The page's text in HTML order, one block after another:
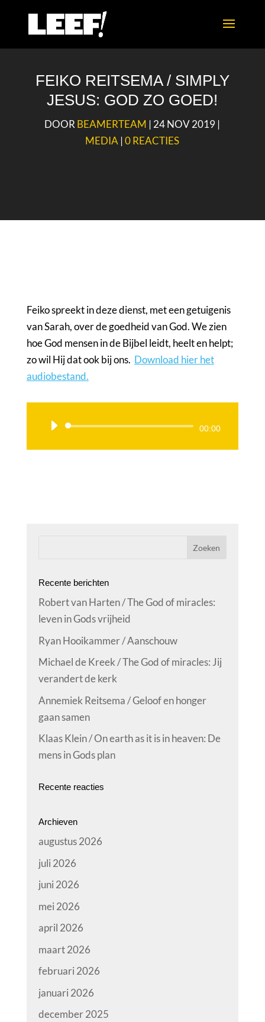
FEIKO REITSEMA / SIMPLY
JESUS: GOD ZO GOED!
DOOR BEAMERTEAM | 24 NOV 2019 |
MEDIA |0 REACTIES
Feiko spreekt in deze dienst, met een getuigenis
van Sarah, over de goedheid van God. We zien
hoe God mensen in de Bijbel leidt, heelt en helpt;
zo wil Hij dat ook bij ons. Download hier het
audiobestand.
Audiospeler 00:00
Recente berichten
Robert van Harten / The God of miracles:
leven in Gods vrijheid
Ryan Hooikammer / Aanschouw
Michael de Kreek / The God of miracles: Jij
verandert de kerk
Annemiek Reitsema / Geloof en honger
gaan samen
Klaas Klein / On earth as it is in heaven: De
mens in Gods plan
Recente reacties
Archieven
augustus 2026
juli 2026
juni 2026
mei 2026
april 2026
maart 2026
februari 2026
januari 2026
december 2025